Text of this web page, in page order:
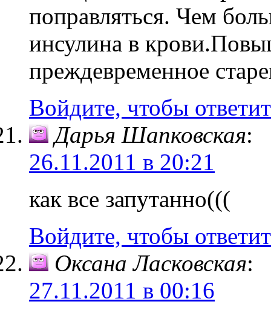
поправляться. Чем
инсулина в
преждевременное
Войдите, чтобы
Дарья Шапковская:
26.11.2011 в 20:21
как все запутанно(((
Войдите, чтобы
Оксана Ласковская:
27.11.2011 в 00:16